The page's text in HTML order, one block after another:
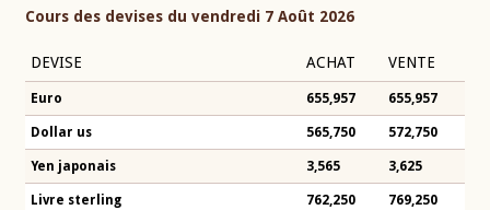
Cours des devises du vendredi 7 Août 2026
DEVISE ACHAT VENTE
Euro 655,957 655,957
Dollar us 565,750 572,750
Yen japonais 3,565 3,625
Livre sterling 762,250 769,250